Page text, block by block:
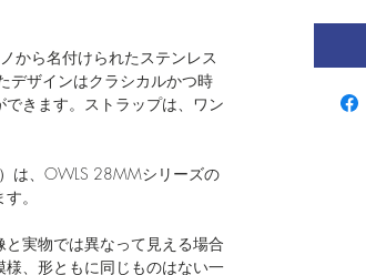
から名付けられたステンレス
デザインはクラシカルかつ時
きます。ストラップは、ワン
は、OWLS 28MMシリーズの
。
実物では異なって見える場合
、形ともに同じものはない一